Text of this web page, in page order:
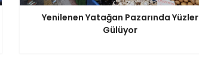
Yenilenen Yatağan Pazarında Yüzler
Gülüyor